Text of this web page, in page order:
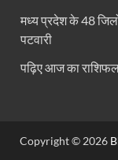
मध्य प्रदेश के 48
पटवारी
पढ़िए आज का
Copyright © 2026